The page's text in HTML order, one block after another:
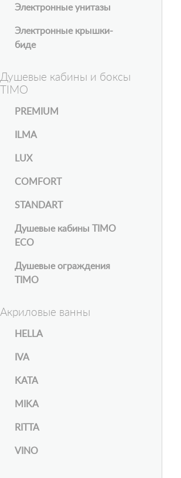
Электронные унитазы
Электронные крышки-
биде
Душевые кабины и боксы
TIMO
PREMIUM
ILMA
LUX
COMFORT
STANDART
Душевые кабины TIMO
ECO
Душевые ограждения
TIMO
Акриловые ванны
HELLA
IVA
KATA
MIKA
RITTA
VINO